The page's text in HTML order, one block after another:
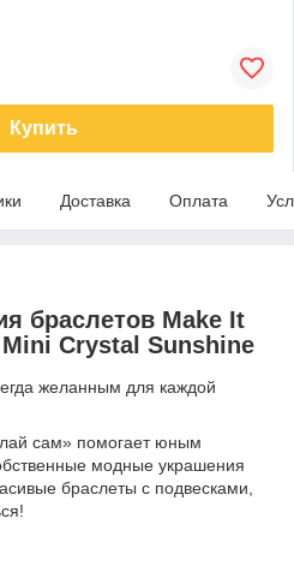
Купить
Доставка Оплата
браслетов Make It
Crystal Sunshine
желанным для каждой
сам» помогает юным
модные украшения
браслеты с подвесками,